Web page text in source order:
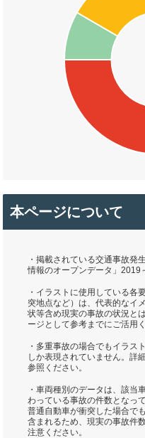
本ページについて
・掲載されている交通事故発
情報のオープンデータ」2019
・イラストに使用している各
突地点など）は、代表的なイ
状等含め現実の事故の状況と
ージとして参考までにご活用く
・多重事故の場合でもイラス
しか表現されていません。詳
参照ください。
・車両種別のデータは、該当
わっている事故の件数となっ
普通自動車が衝突した場合で
含まれるため、現実の事故件
注意ください。